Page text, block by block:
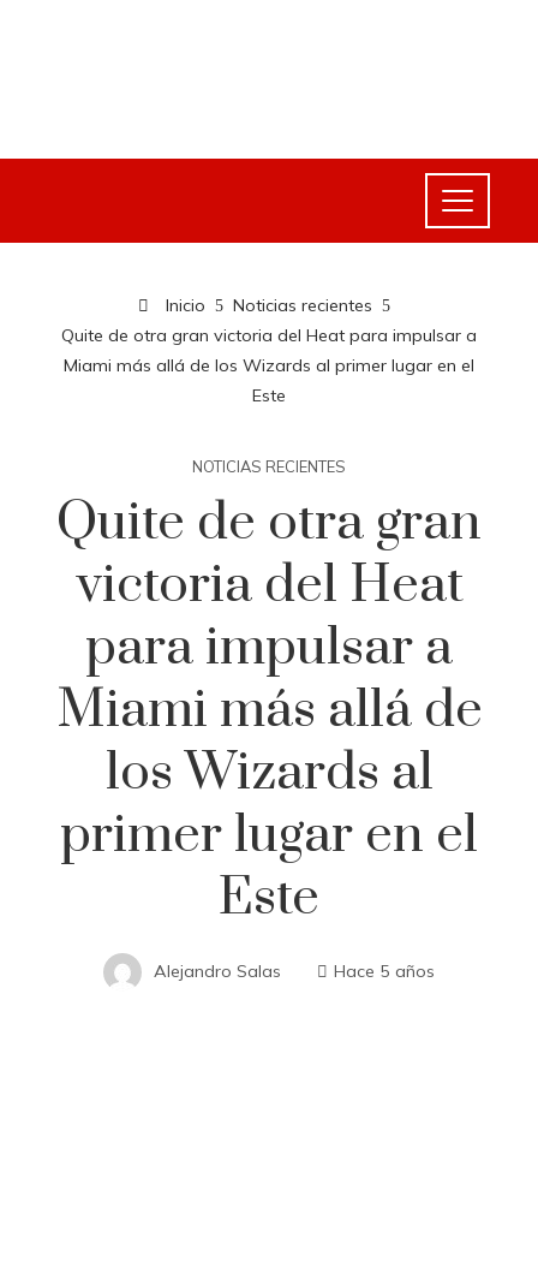
Inicio
Noticias recientes
Quite de otra gran victoria del Heat para impulsar a
Miami más allá de los Wizards al primer lugar en el
Este
NOTICIAS RECIENTES
Quite de otra gran
victoria del Heat
para impulsar a
Miami más allá de
los Wizards al
primer lugar en el
Este
Alejandro Salas Hace 5 años